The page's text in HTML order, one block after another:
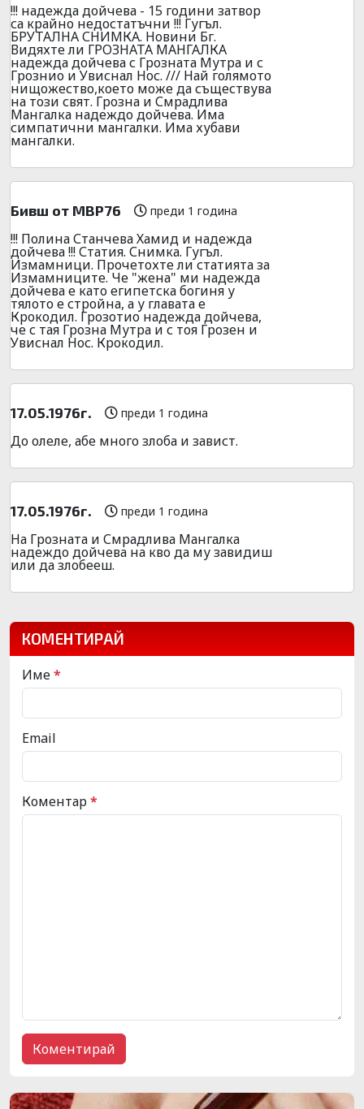
!!! надежда дойчева - 15 години затвор
са крайно недостатъчни !!! Гугъл.
БРУТАЛНА СНИМКА. Новини Бг.
Видяхте ли ГРОЗНАТА МАНГАЛКА
надежда дойчева с Грозната Мутра и с
Грознио и Увиснал Нос. /// Най голямото
нищожество,което може да съществува
на този свят. Грозна и Смрадлива
Мангалка надеждо дойчева. Има
симпатични мангалки. Има хубави
мангалки.
Бивш от МВР76 преди 1 година
!!! Полина Станчева Хамид и надежда
дойчева !!! Статия. Снимка. Гугъл.
Измамници. Прочетохте ли статията за
Измамниците. Че "жена" ми надежда
дойчева е като египетска богиня у
тялото е стройна, а у главата е
Крокодил. Грозотио надежда дойчева,
че с тая Грозна Мутра и с тоя Грозен и
Увиснал Нос. Крокодил.
17.05.1976г. преди 1 година
До олеле, абе много злоба и завист.
17.05.1976г. преди 1 година
На Грозната и Смрадлива Мангалка
надеждо дойчева на кво да му завидиш
или да злобееш.
КОМЕНТИРАЙ
Име*
Email
Коментар*